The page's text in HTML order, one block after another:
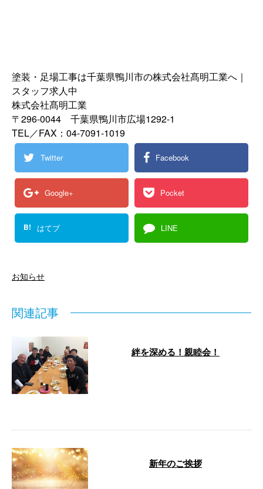
塗装・足場工事は千葉県鴨川市の株式会社髙明工業へ｜
スタッフ求人中
株式会社髙明工業
〒296-0044 千葉県鴨川市広場1292-1
TEL／FAX：04-7091-1019
Twitter Facebook
Google+ Pocket
B! はてブ LINE
お知らせ
関連記事
絆を深める！親睦会！
新年のご挨拶